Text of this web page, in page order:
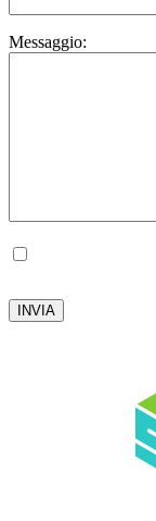
Messaggio: